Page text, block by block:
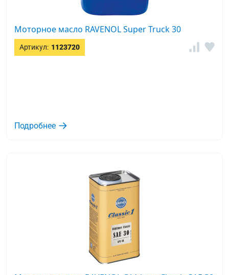
Моторное масло RAVENOL Super Truck 30
Артикул: 1123720
Подробнее